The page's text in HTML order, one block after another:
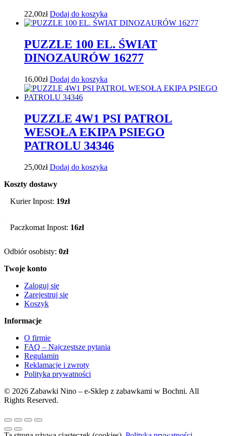
22,00zł Dodaj do koszyka
PUZZLE 100 EL. ŚWIAT
DINOZAURÓW 16277
16,00zł Dodaj do koszyka
PUZZLE 4W1 PSI PATROL
WESOŁA EKIPA PSIEGO
PATROLU 34346
25,00zł Dodaj do koszyka
Koszty dostawy
Kurier Inpost: 19zł
Paczkomat Inpost: 16zł
Odbiór osobisty: 0zł
Twoje konto
Zaloguj się
Zarejestruj się
Koszyk
Informacje
O firmie
FAQ – Najczęstsze pytania
Regulamin
Reklamacje i zwroty
Polityka prywatności
© 2026 Zabawki Nino – e-Sklep z zabawkami w Bochni. All
Rights Reserved.